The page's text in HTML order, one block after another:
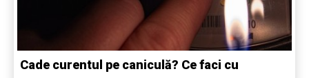
Cade curentul pe caniculă? Ce faci cu